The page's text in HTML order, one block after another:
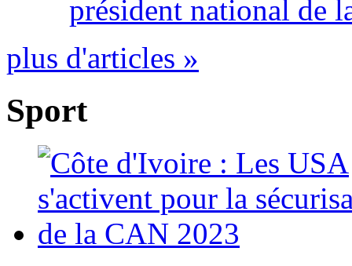
président national de
plus d'articles »
Sport